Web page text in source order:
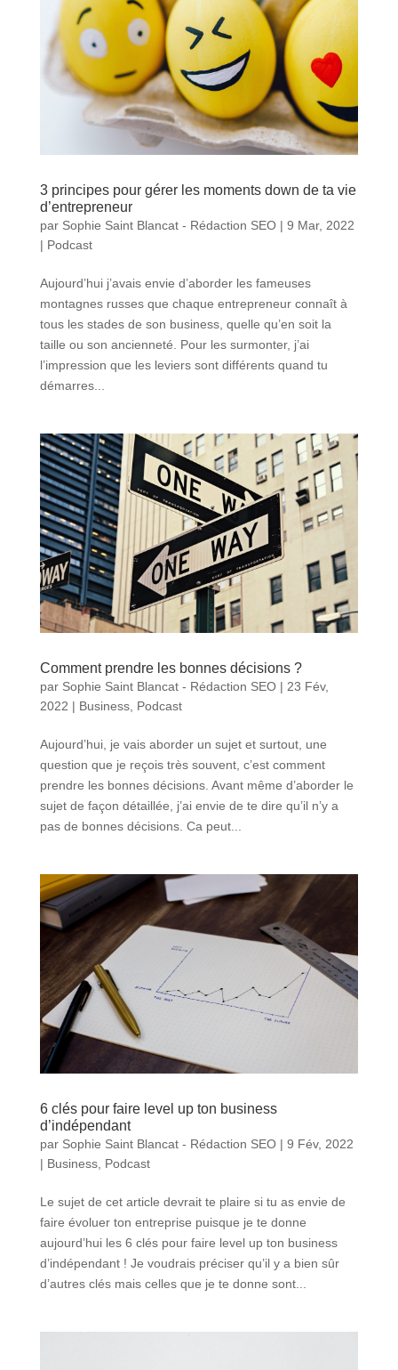
3 principes pour gérer les moments down de ta vie
d’entrepreneur
par Sophie Saint Blancat - Rédaction SEO| 9 Mar, 2022
| Podcast
Aujourd’hui j’avais envie d’aborder les fameuses
montagnes russes que chaque entrepreneur connaît à
tous les stades de son business, quelle qu’en soit la
taille ou son ancienneté. Pour les surmonter, j’ai
l’impression que les leviers sont différents quand tu
démarres...
Comment prendre les bonnes décisions ?
par Sophie Saint Blancat - Rédaction SEO| 23 Fév,
2022 | Business, Podcast
Aujourd’hui, je vais aborder un sujet et surtout, une
question que je reçois très souvent, c’est comment
prendre les bonnes décisions. Avant même d’aborder le
sujet de façon détaillée, j’ai envie de te dire qu’il n’y a
pas de bonnes décisions. Ca peut...
6 clés pour faire level up ton business
d’indépendant
par Sophie Saint Blancat - Rédaction SEO| 9 Fév, 2022
| Business, Podcast
Le sujet de cet article devrait te plaire si tu as envie de
faire évoluer ton entreprise puisque je te donne
aujourd’hui les 6 clés pour faire level up ton business
d’indépendant ! Je voudrais préciser qu’il y a bien sûr
d’autres clés mais celles que je te donne sont...